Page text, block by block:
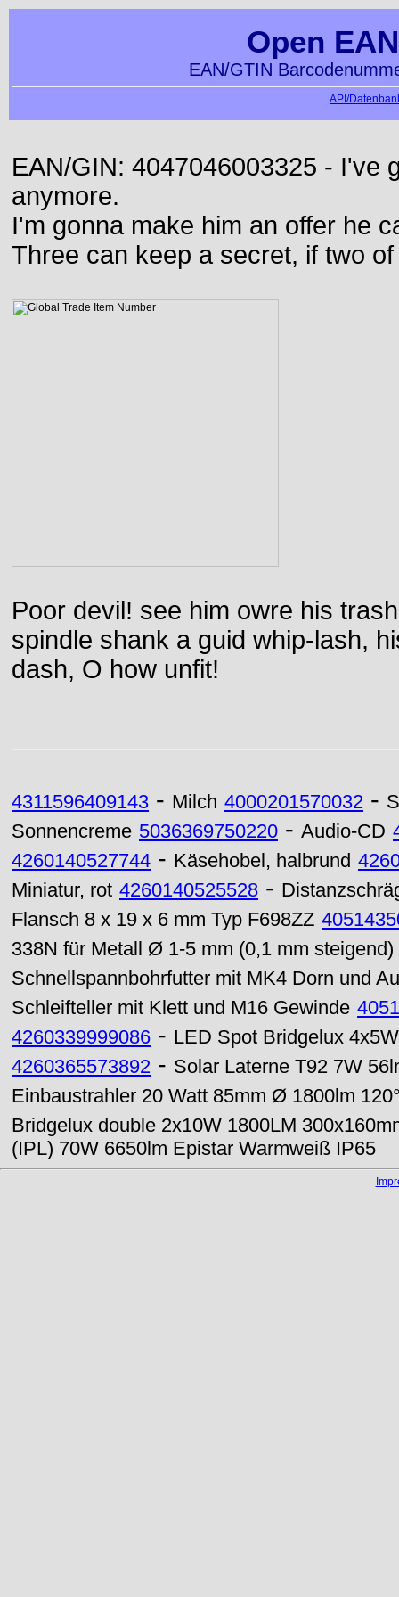
Open
EAN/GTIN
API/
EAN/GIN: 4047046003325 - I've
anymore.
I'm gonna make him an offer he
Three can keep a secret, if two
Poor devil! see him owre his
spindle shank a guid whip-lash,
dash, O how unfit!
4311596409143 - Milch 4000201570032 -
Sonnencreme 5036369750220 - Audio-CD
4260140527744 - Käsehobel, halbrund
Miniatur, rot 4260140525528 -
Flansch 8 x 19 x 6 mm Typ F698ZZ
338N für Metall Ø 1-5 mm (0,1 mm steigend)
Schnellspannbohrfutter mit MK4 Dorn und
Schleifteller mit Klett und M16 Gewinde
4260339999086 - LED Spot Bridgelux
4260365573892 - Solar Laterne T92 7W
Einbaustrahler 20 Watt 85mm Ø 1800lm
Bridgelux double 2x10W 1800LM
(IPL) 70W 6650lm Epistar Warmweiß IP65